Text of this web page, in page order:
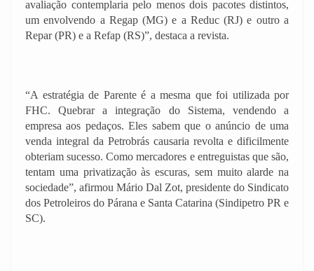
avaliação contemplaria pelo menos dois pacotes distintos,
um envolvendo a Regap (MG) e a Reduc (RJ) e outro a
Repar (PR) e a Refap (RS)”, destaca a revista.
“A estratégia de Parente é a mesma que foi utilizada por
FHC. Quebrar a integração do Sistema, vendendo a
empresa aos pedaços. Eles sabem que o anúncio de uma
venda integral da Petrobrás causaria revolta e dificilmente
obteriam sucesso. Como mercadores e entreguistas que são,
tentam uma privatização às escuras, sem muito alarde na
sociedade”, afirmou Mário Dal Zot, presidente do Sindicato
dos Petroleiros do Párana e Santa Catarina (Sindipetro PR e
SC).